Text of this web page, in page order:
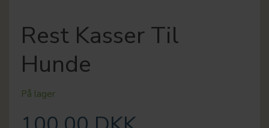
Rest Kasser Til
Hunde
På lager